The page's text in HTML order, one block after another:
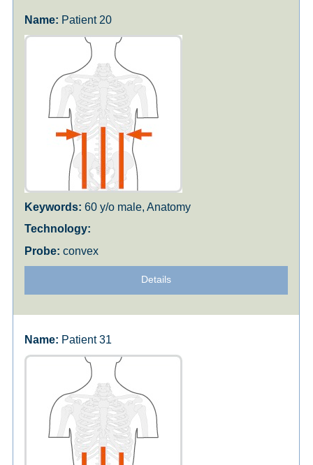
Patient 20
60 y/o male, Anatomy
convex
Details
Patient 31